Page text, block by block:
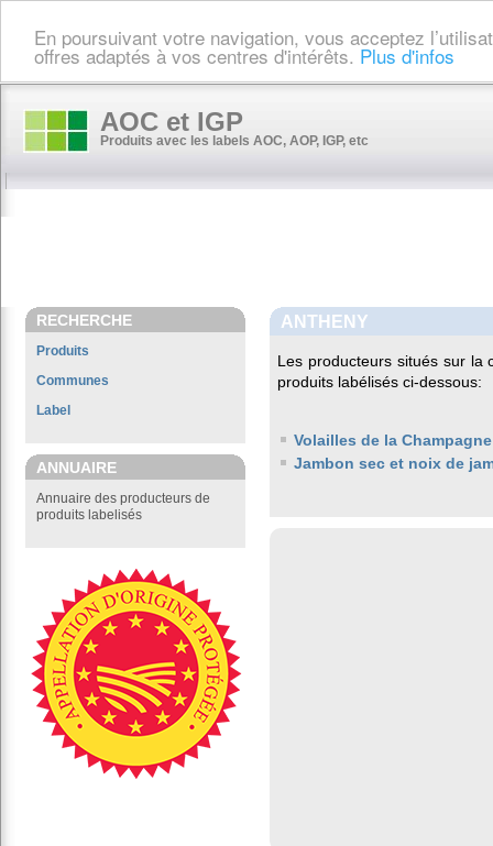
En poursuivant votre navigation, vous acceptez
offres adaptés à vos centres d'intérêts. Plus d'infos
AOC et IGP
Produits avec les labels AOC, AOP, IGP, etc
RECHERCHE
Produits
Communes
Label
ANNUAIRE
Annuaire des producteurs de
produits labelisés
ANTHENY
Les producteurs situés sur la
produits labélisés ci-dessous:
Volailles de la Champagne
Jambon sec et noix de